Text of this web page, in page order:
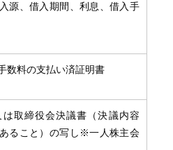
源、借入期間、利息、借入手
数料の支払い済証明書
取締役会決議書（決議内容
ること）の写し※一人株主会